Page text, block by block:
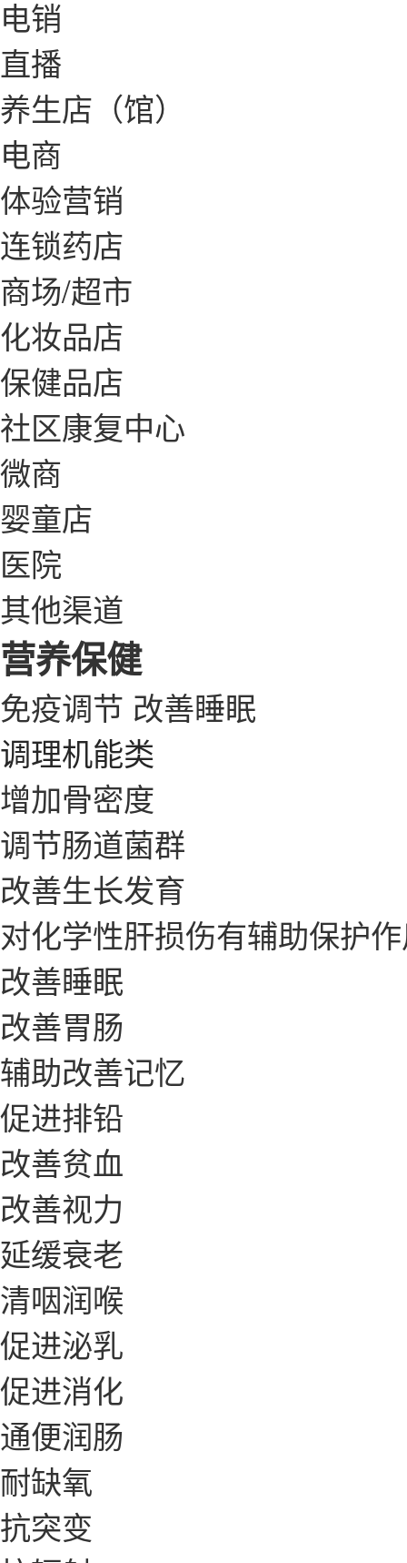
电销
直播
养生店（馆）
电商
体验营销
连锁药店
商场/超市
化妆品店
保健品店
社区康复中心
微商
婴童店
医院
其他渠道
营养保健
免疫调节 改善睡眠
调理机能类
增加骨密度
调节肠道菌群
改善生长发育
对化学性肝损伤有辅助保护
改善睡眠
改善胃肠
辅助改善记忆
促进排铅
改善贫血
改善视力
延缓衰老
清咽润喉
促进泌乳
促进消化
通便润肠
耐缺氧
抗突变